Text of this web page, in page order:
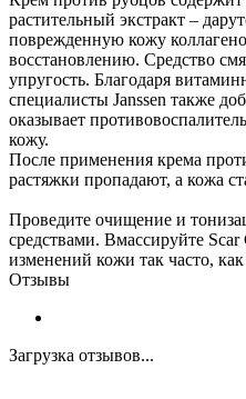
растительный экстракт –
поврежденную кожу
восстановлению. Средство
упругость. Благодаря
специалисты Janssen также
оказывает
кожу.
После применения крема
растяжки пропадают, а кожа
Проведите очищение и
средствами. Вмассируйте
изменений кожи так часто,
Отзывы
Загрузка отзывов...